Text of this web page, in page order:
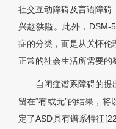
社交互动障碍及言语障碍
兴趣狭隘。此外，DSM-
症的分类，而是从关怀伦
正常的社会生活所需要的
自闭症谱系障碍的
留在“有或无”的结果，
定了ASD具有谱系特征